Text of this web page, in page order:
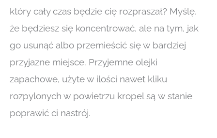
który cały czas będzie cię rozpraszał? Myślę,
że będziesz się koncentrować, ale na tym, jak
go usunąć albo przemieścić się w bardziej
przyjazne miejsce. Przyjemne olejki
zapachowe, użyte w ilości nawet kliku
rozpylonych w powietrzu kropel są w stanie
poprawić ci nastrój.